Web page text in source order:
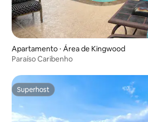
Apartamento ⋅ Área de Kingwood
Paraíso Caribenho
Superhost
Superhost